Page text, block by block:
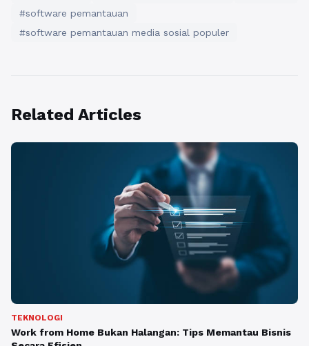
#software pemantauan
#software pemantauan media sosial populer
Related Articles
TEKNOLOGI
Work from Home Bukan Halangan: Tips Memantau Bisnis